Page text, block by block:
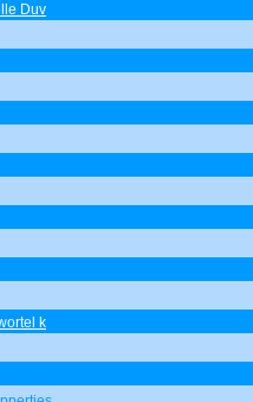
Duv
k